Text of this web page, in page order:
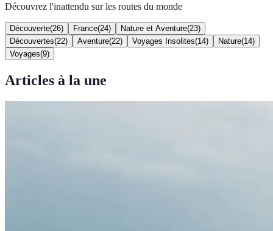
Découvrez l'inattendu sur les routes du monde
Découverte(26) France(24) Nature et Aventure(23)
Découvertes(22) Aventure(22) Voyages Insolites(14) Nature(14)
Voyages(9)
Articles à la une